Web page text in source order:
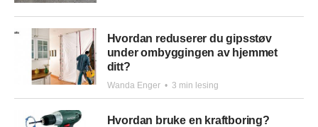
Hvordan reduserer du gipsstøv
under ombyggingen av hjemmet
ditt?
Wanda Enger • 3 min lesing
Hvordan bruke en kraftboring?